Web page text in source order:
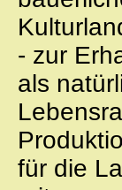
- zur
als
für die